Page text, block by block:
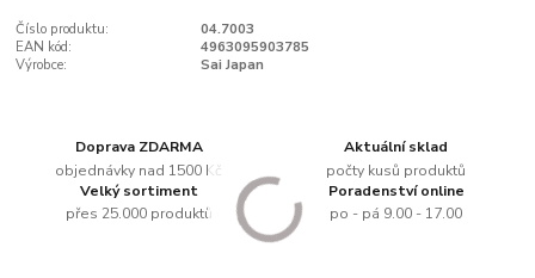
Číslo produktu:
04.7003
EAN kód:
4963095903785
Výrobce:
Sai Japan
Doprava ZDARMA
objednávky nad 1500 Kč
Aktuální sklad
počty kusů produktů
Velký sortiment
přes 25.000 produktů
Poradenství online
po - pá 9.00 - 17.00